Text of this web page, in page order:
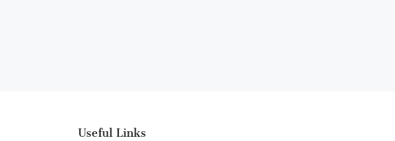
Useful Links